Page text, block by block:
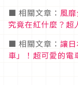
■ 相關文章： 風
究竟在紅什麼？超
■ 相關文章： 讓
車」！超可愛的電